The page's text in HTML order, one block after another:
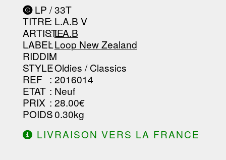
----------------
-----------------------------------------
-----------------------------------------
-----------------------------------------
-----------------------------------------
--------------------------------
LP / 33T
TITRE: L.A.B V
ARTISTE
:L.A.B
LABEL
:Loop New Zealand
RIDDIM
:
STYLE: Oldies / Classics
REF : 2016014
ETAT : Neuf
PRIX : 28.00€
POIDS: 0.30kg
LIVRAISON VERS LA FRANCE